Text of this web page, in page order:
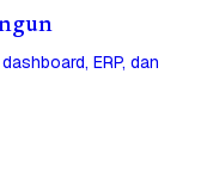
ERP, dan